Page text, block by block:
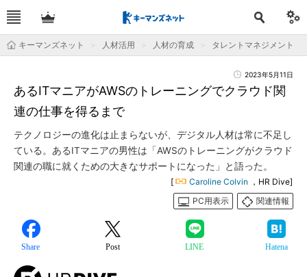
キーマンズネット 人材活用 人材の育成 タレントマネジメント
2023年5月11日
あるITマニアがAWSのトレーニングでクラウド関
連の仕事を得るまで
テクノロジーの進化は止まらないが、デジタル人材は常に不足し
ている。あるITマニアの男性は「AWSのトレーニングがクラウド
関連の職に就くための大きなサポートになった」と語った。
[ Caroline Colvin ，HR Dive]
PC用表示
関連情報
Share Post LINE Hatena